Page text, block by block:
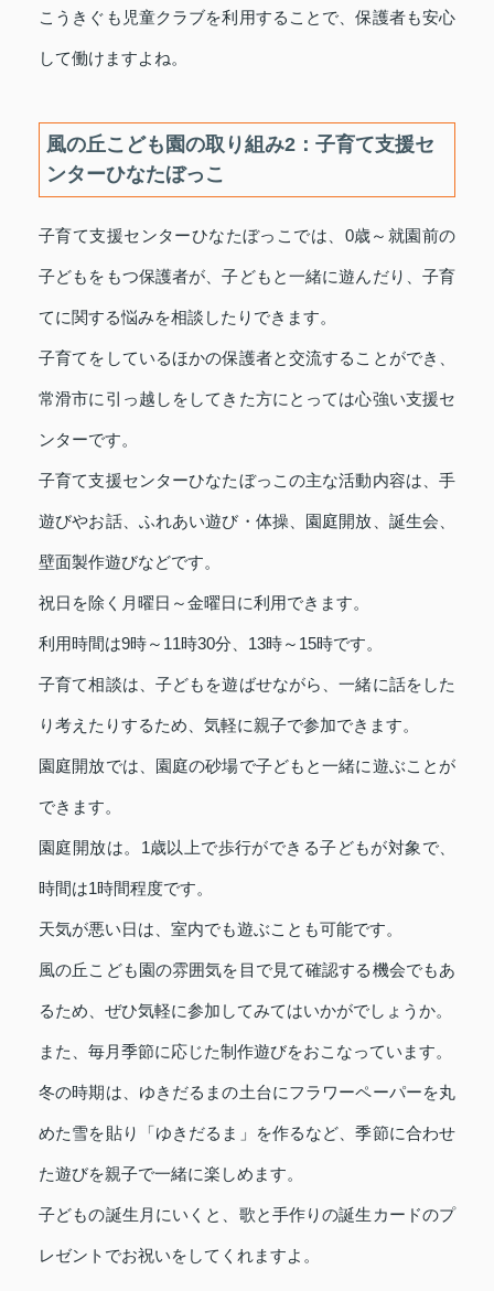
こうきぐも児童クラブを利用することで、保護者も安心
して働けますよね。
風の丘こども園の取り組み2：子育て支援セ
ンターひなたぼっこ
子育て支援センターひなたぼっこでは、0歳～就園前の
子どもをもつ保護者が、子どもと一緒に遊んだり、子育
てに関する悩みを相談したりできます。
子育てをしているほかの保護者と交流することができ、
常滑市に引っ越しをしてきた方にとっては心強い支援セ
ンターです。
子育て支援センターひなたぼっこの主な活動内容は、手
遊びやお話、ふれあい遊び・体操、園庭開放、誕生会、
壁面製作遊びなどです。
祝日を除く月曜日～金曜日に利用できます。
利用時間は9時～11時30分、13時～15時です。
子育て相談は、子どもを遊ばせながら、一緒に話をした
り考えたりするため、気軽に親子で参加できます。
園庭開放では、園庭の砂場で子どもと一緒に遊ぶことが
できます。
園庭開放は。1歳以上で歩行ができる子どもが対象で、
時間は1時間程度です。
天気が悪い日は、室内でも遊ぶことも可能です。
風の丘こども園の雰囲気を目で見て確認する機会でもあ
るため、ぜひ気軽に参加してみてはいかがでしょうか。
また、毎月季節に応じた制作遊びをおこなっています。
冬の時期は、ゆきだるまの土台にフラワーペーパーを丸
めた雪を貼り「ゆきだるま」を作るなど、季節に合わせ
た遊びを親子で一緒に楽しめます。
子どもの誕生月にいくと、歌と手作りの誕生カードのプ
レゼントでお祝いをしてくれますよ。